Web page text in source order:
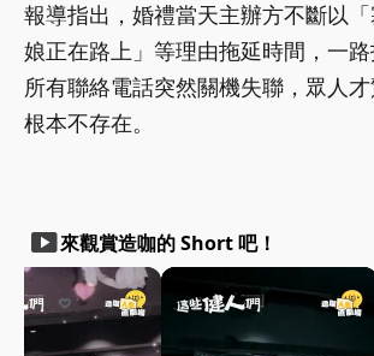
報導指出，婚禮當天主辦方不斷以
娘正在路上」等理由拖延時間，一路
所有聯絡電話突然關機失聯，眾人
根本不存在。
smart_display來觀賞造咖的 Short 吧！